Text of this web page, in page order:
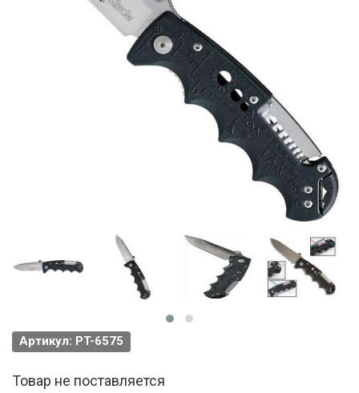
Артикул: PT-6575
Товар не поставляется